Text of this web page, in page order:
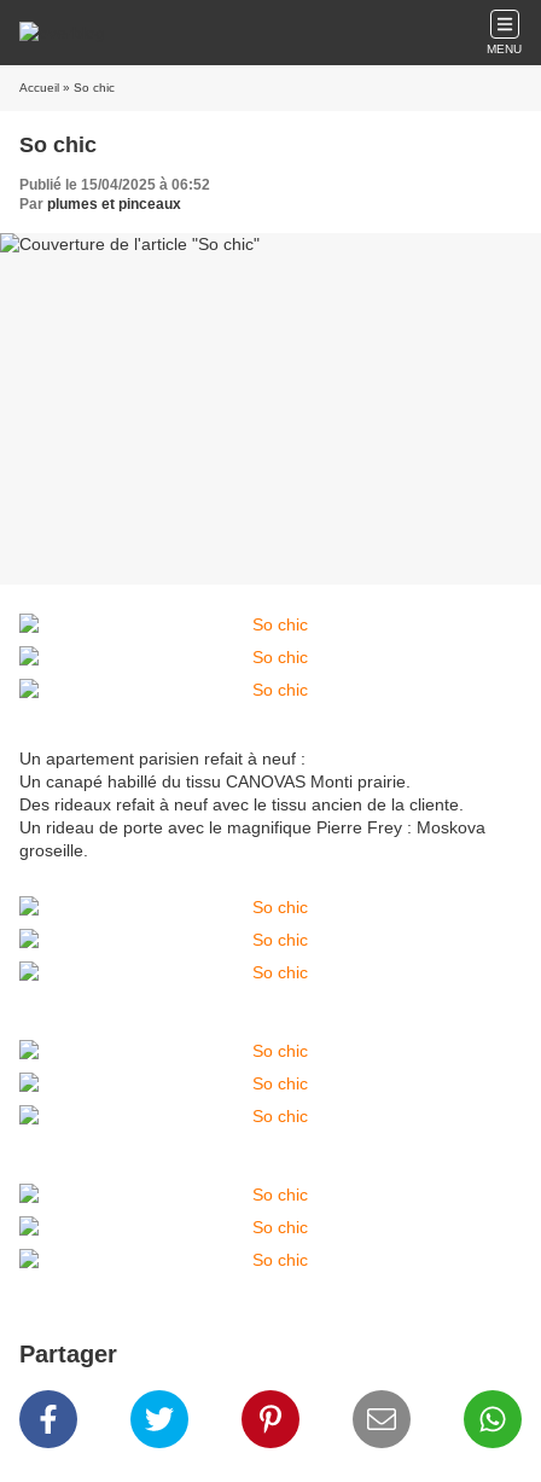
MENU
Accueil » So chic
So chic
Publié le 15/04/2025 à 06:52
Par plumes et pinceaux
Un apartement parisien refait à neuf :
Un canapé habillé du tissu CANOVAS Monti prairie.
Des rideaux refait à neuf avec le tissu ancien de la cliente.
Un rideau de porte avec le magnifique Pierre Frey : Moskova
groseille.
Partager